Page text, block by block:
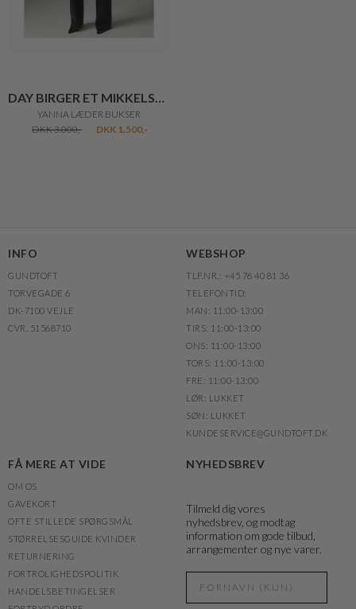
DAY BIRGER ET MIKKELSEN
YANNA LÆDER BUKSER
DKK 3.000,-
DKK 1.500,-
INFO
GUNDTOFT
TORVEGADE 6
DK-7100 VEJLE
CVR. 51568710
WEBSHOP
TLF.NR.: +45 76 40 81 36
TELEFONTID:
MAN: 11:00-13:00
TIRS: 11:00-13:00
ONS: 11:00-13:00
TORS: 11:00-13:00
FRE: 11:00-13:00
LØR: LUKKET
SØN: LUKKET
KUNDESERVICE@GUNDTOFT.DK
FÅ MERE AT VIDE
OM OS
GAVEKORT
OFTE STILLEDE SPØRGSMÅL
STØRRELSESGUIDE KVINDER
RETURNERING
FORTROLIGHEDSPOLITIK
HANDELSBETINGELSER
NYHEDSBREV
Tilmeld dig vores
nyhedsbrev, og modtag
information om gode tilbud,
arrangementer og nye varer.